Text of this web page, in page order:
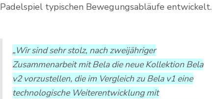
Padelspiel typischen Bewegungsabläufe entwickelt.
„Wir sind sehr stolz, nach zweijähriger
Zusammenarbeit mit Bela die neue Kollektion Bela
v2 vorzustellen, die im Vergleich zu Bela v1 eine
technologische Weiterentwicklung mit